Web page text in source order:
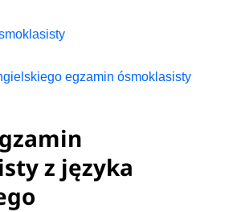
egzamin ósmoklasisty
z języka